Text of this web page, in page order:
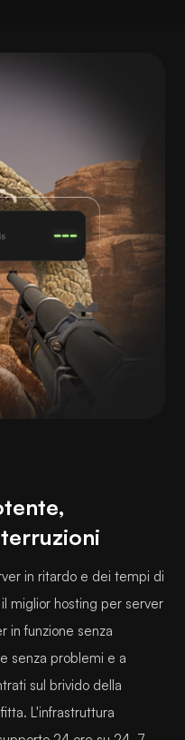
in ritardo e dei tempi di
miglior hosting per server
in funzione senza
senza problemi e a
sul brivido della
L'infrastruttura